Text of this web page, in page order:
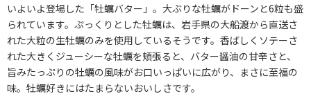
いよいよ登場した「牡蠣バター」。大ぶりな牡蠣がドーンと6粒も盛
られています。ぷっくりとした牡蠣は、岩手県の大船渡から直送さ
れた大粒の生牡蠣のみを使用しているそうです。香ばしくソテーさ
れた大きくジューシーな牡蠣を頬張ると、バター醤油の甘辛さと、
旨みたっぷりの牡蠣の風味がお口いっぱいに広がり、まさに至福の
味。牡蠣好きにはたまらないおいしさです。